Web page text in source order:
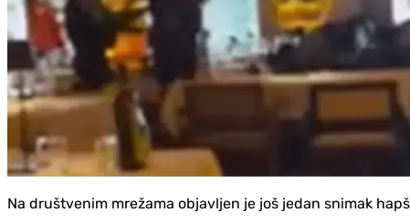
Na društvenim mrežama objavljen je još jedan snimak